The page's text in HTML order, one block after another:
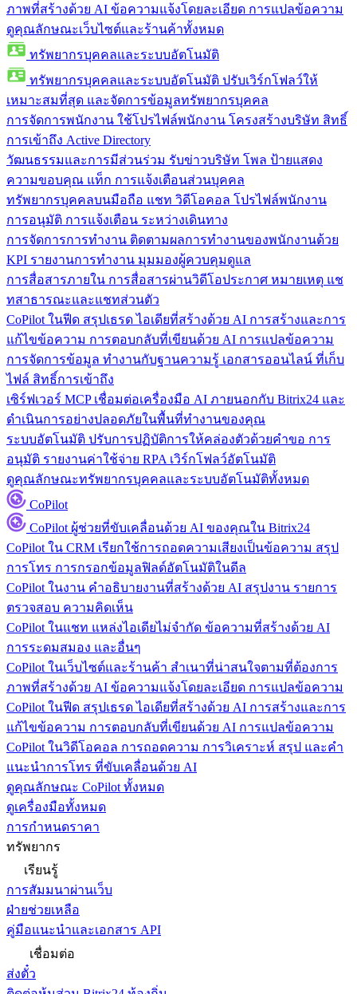
ภาพที่สร้างด้วย AI ข้อความแจ้งโดยละเอียด การแปลข้อความ
ดูคุณลักษณะเว็บไซต์และร้านค้าทั้งหมด
ทรัพยากรบุคคลและระบบอัตโนมัติ
ทรัพยากรบุคคลและระบบอัตโนมัติ ปรับเวิร์กโฟลว์ให้
เหมาะสมที่สุด และจัดการข้อมูลทรัพยากรบุคคล
การจัดการพนักงาน ใช้โปรไฟล์พนักงาน โครงสร้างบริษัท สิทธิ์
การเข้าถึง Active Directory
วัฒนธรรมและการมีส่วนร่วม รับข่าวบริษัท โพล ป้ายแสดง
ความขอบคุณ แท็ก การแจ้งเตือนส่วนบุคคล
ทรัพยากรบุคคลบนมือถือ แชท วิดีโอคอล โปรไฟล์พนักงาน
การอนุมัติ การแจ้งเตือน ระหว่างเดินทาง
การจัดการการทำงาน ติดตามผลการทำงานของพนักงานด้วย
KPI รายงานการทำงาน มุมมองผู้ควบคุมดูแล
การสื่อสารภายใน การสื่อสารผ่านวิดีโอประกาศ หมายเหตุ แช
ทสาธารณะและแชทส่วนตัว
CoPilot ในฟีด สรุปเธรด ไอเดียที่สร้างด้วย AI การสร้างและการ
แก้ไขข้อความ การตอบกลับที่เขียนด้วย AI การแปลข้อความ
การจัดการข้อมูล ทำงานกับฐานความรู้ เอกสารออนไลน์ ที่เก็บ
ไฟล์ สิทธิ์การเข้าถึง
เซิร์ฟเวอร์ MCP เชื่อมต่อเครื่องมือ AI ภายนอกกับ Bitrix24 และ
ดำเนินการอย่างปลอดภัยในพื้นที่ทำงานของคุณ
ระบบอัตโนมัติ ปรับการปฏิบัติการให้คล่องตัวด้วยคำขอ การ
อนุมัติ รายงานค่าใช้จ่าย RPA เวิร์กโฟลว์อัตโนมัติ
ดูคุณลักษณะทรัพยากรบุคคลและระบบอัตโนมัติทั้งหมด
CoPilot
CoPilot ผู้ช่วยที่ขับเคลื่อนด้วย AI ของคุณใน Bitrix24
CoPilot ใน CRM เรียกใช้การถอดความเสียงเป็นข้อความ สรุป
การโทร การกรอกข้อมูลฟิลด์อัตโนมัติในดีล
CoPilot ในงาน คำอธิบายงานที่สร้างด้วย AI สรุปงาน รายการ
ตรวจสอบ ความคิดเห็น
CoPilot ในแชท แหล่งไอเดียไม่จำกัด ข้อความที่สร้างด้วย AI
การระดมสมอง และอื่นๆ
CoPilot ในเว็บไซต์และร้านค้า สำเนาที่น่าสนใจตามที่ต้องการ
ภาพที่สร้างด้วย AI ข้อความแจ้งโดยละเอียด การแปลข้อความ
CoPilot ในฟีด สรุปเธรด ไอเดียที่สร้างด้วย AI การสร้างและการ
แก้ไขข้อความ การตอบกลับที่เขียนด้วย AI การแปลข้อความ
CoPilot ในวิดีโอคอล การถอดความ การวิเคราะห์ สรุป และคำ
แนะนำการโทร ที่ขับเคลื่อนด้วย AI
ดูคุณลักษณะ CoPilot ทั้งหมด
ดูเครื่องมือทั้งหมด
การกำหนดราคา
ทรัพยากร
เรียนรู้
การสัมมนาผ่านเว็บ
ฝ่ายช่วยเหลือ
คู่มือแนะนำและเอกสาร API
เชื่อมต่อ
ส่งตั๋ว